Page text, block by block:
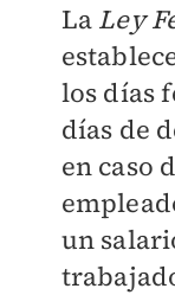
La Ley
los días
días de
en caso
un